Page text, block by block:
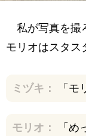
私が写真を撮
モリオはスタス
ミヅキ： 「
モリオ：
「